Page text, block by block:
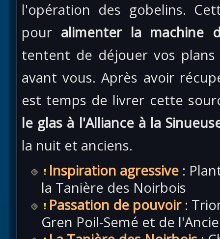
l'opération des gobelins.
pour alimenter la machine
tentent de déjouer vos
avant vous. Après avoir
est temps de livrer cette
le glas à l'Alliance à la
la nuit et anciens.
Inspiration agressive :
la Tanière des Noirbois
Passation de pouvoir:
Gren Poil-Semé et de